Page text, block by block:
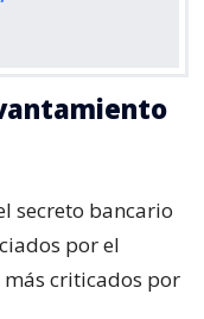
secreto bancario
por el
criticados por